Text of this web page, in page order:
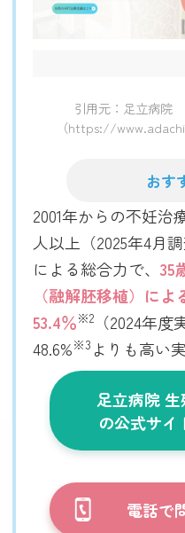
引用元：足立病院
（https://
おす
2001年からの不妊治
人以上（2025年4月調
による総合力で、35
（融解胚移植）によ
53.4％※2 （2024年
48.6%※3 よりも高い
足立病院
の公式サイ
電話で